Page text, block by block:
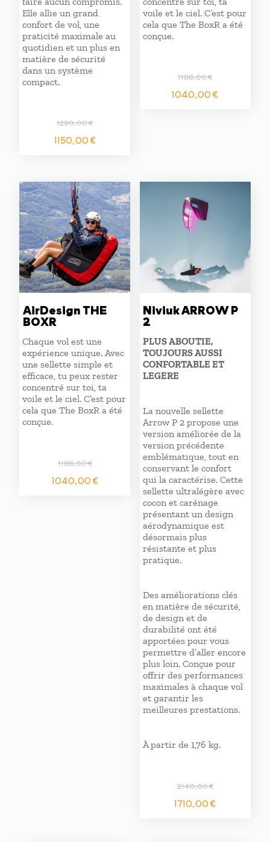
Elle allie un grand
confort de vol, une
praticité maximale au
quotidien et un plus en
matière de sécurité
dans un système
compact.
1290,00€
Le
prix
était :
1290,00 €.
1150,00€Le
est :
1150,00 €.
voile et le ciel. C’est pour
cela que The BoxR a été
conçue.
1188,00€
Le
1040,00€Le
AirDesign THE
BOXR
Chaque vol est une
expérience unique. Avec
une sellette simple et
efficace, tu peux rester
concentré sur toi, ta
voile et le ciel. C’est pour
cela que The BoxR a été
conçue.
1188,00€
Le
1040,00€Le
1040,00 €.
Niviuk ARROW P
2
PLUS ABOUTIE,
TOUJOURS AUSSI
CONFORTABLE ET
LEGERE
La nouvelle sellette
Arrow P 2 propose une
version améliorée de la
version précédente
emblématique, tout en
conservant le confort
qui la caractérise. Cette
sellette ultralégère avec
cocon et carénage
présentant un design
aérodynamique est
désormais plus
résistante et plus
pratique.
Des améliorations clés
en matière de sécurité,
de design et de
durabilité ont été
apportées pour vous
permettre d’aller encore
plus loin. Conçue pour
offrir des performances
maximales à chaque vol
et garantir les
meilleures prestations.
À partir de 1,76 kg.
2140,00€
Le
prix
1710,00€Le